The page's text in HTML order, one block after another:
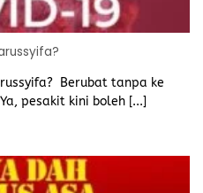
Berubat tanpa ke
pesakit kini boleh [...]